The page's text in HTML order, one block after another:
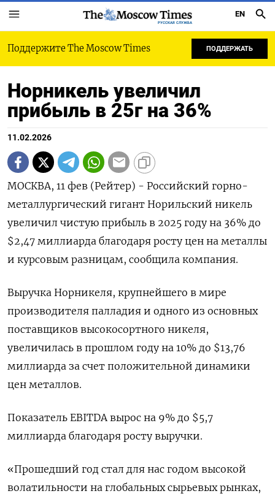
РУССКАЯ СЛУЖБА
EN
Поддержите The Moscow Times ПОДДЕРЖАТЬ
Норникель увеличил
прибыль в 25г на 36%
11.02.2026
МОСКВА, 11 фев (Рейтер) - Российский горно-
металлургический гигант Норильский никель
увеличил чистую прибыль в 2025 году на 36% до
$2,47 ‌миллиарда благодаря росту цен на металлы
и курсовым разницам, сообщила компания.
Выручка Норникеля, крупнейшего в мире
производителя палладия и одного из основных ​
поставщиков высокосортного никеля,
увеличилась ​в прошлом ​году на 10% ⁠до $13,76
миллиарда за счет положительной ‌динамики
цен металлов.
Показатель EBITDA ‌вырос на 9% до $5,7
миллиарда благодаря росту выручки.
«Прошедший год ​стал для нас годом высокой
волатильности на глобальных ‌сырьевых рынках,